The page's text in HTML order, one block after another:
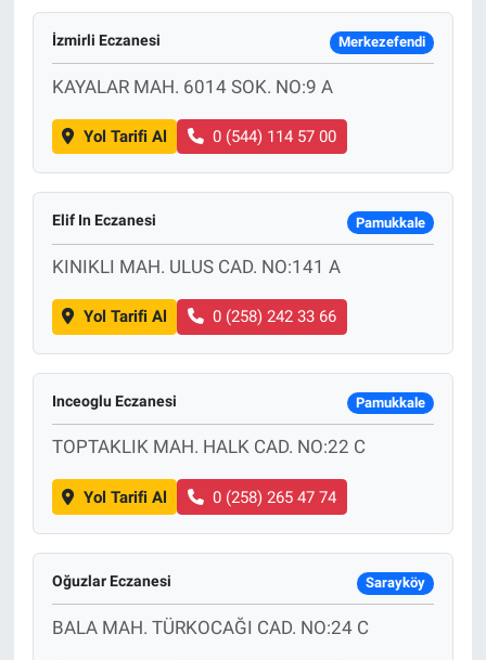
İzmirli Eczanesi Merkezefendi
KAYALAR MAH. 6014 SOK. NO:9 A
Yol Tarifi Al 0 (544) 114 57 00
Elif In Eczanesi Pamukkale
KINIKLI MAH. ULUS CAD. NO:141 A
Yol Tarifi Al 0 (258) 242 33 66
Inceoglu Eczanesi Pamukkale
TOPTAKLIK MAH. HALK CAD. NO:22 C
Yol Tarifi Al 0 (258) 265 47 74
Oğuzlar Eczanesi Sarayköy
BALA MAH. TÜRKOCAĞI CAD. NO:24 C
Tarım